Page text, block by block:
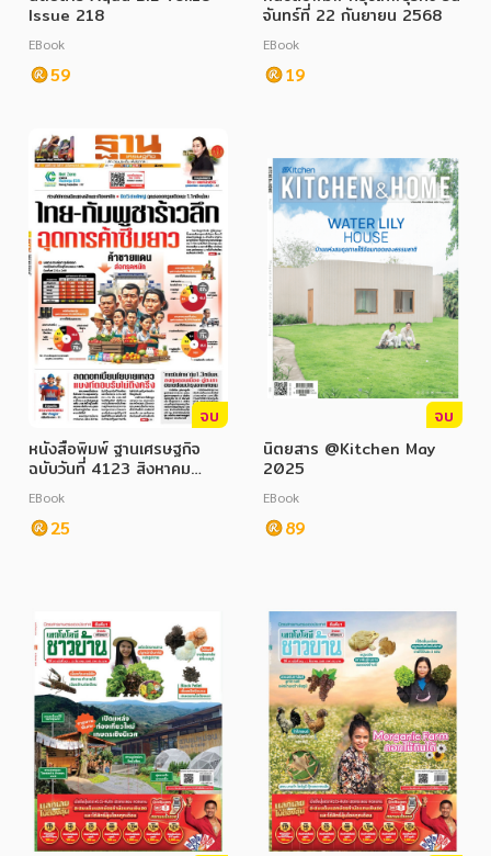
หมวดหมู่หนังสือ
หมวดหมู่ยอดนิยม
หนังสือออกใหม่ หนังสือยอดนิยม หนังสือเช่า
อีบุ๊กอ่านฟรี
หนังสือเสียง
โปรโมชั่นลดราคา
หมวดหมู่หนังสือ
อาหาร สุขภาพ การแพทย์
ศิลปะ บันเทิง กีฬา ท่องเที่ยว
ศาสนา และปรัชญา
การเงิน การลงทุน บริหาร
นิตยสาร หนังสือพิมพ์
ครอบครัว
วรรณกรรม
การเกษตร ชีววิทยา
การเรียน การศึกษา
Issue 218
EBook
59
จันทร์ที่ 22 กันยายน 2568
EBook
19
จบ
หนังสือพิมพ์ ฐานเศรษฐกิจ
ฉบับวันที่ 4123 สิงหาคม
2568
EBook
25
จบ
นิตยสาร @Kitchen May
2025
EBook
89